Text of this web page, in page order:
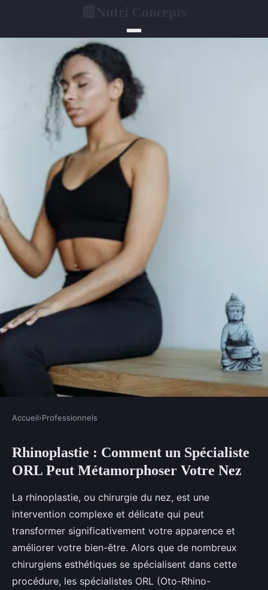
Rhinoplastie : Comment un
Spécialiste ORL Peut
Métamorphoser Votre Nez
Margot 22 avril 2025 • 5 min de lecture
Accueil›Professionnels
Rhinoplastie : Comment un Spécialiste
ORL Peut Métamorphoser Votre Nez
La rhinoplastie, ou chirurgie du nez, est une
intervention complexe et délicate qui peut
transformer significativement votre apparence et
améliorer votre bien-être. Alors que de nombreux
chirurgiens esthétiques se spécialisent dans cette
procédure, les spécialistes ORL (Oto-Rhino-